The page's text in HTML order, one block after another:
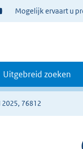
Mogelijk ervaart u
Uitgebreid zoeken
2025, 76812